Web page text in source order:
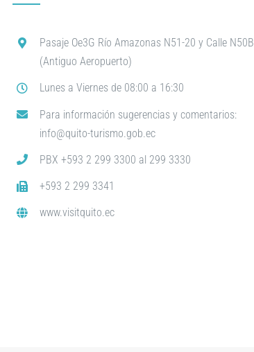
Pasaje Oe3G Río Amazonas N51-20 y Calle N50B
(Antiguo Aeropuerto)
Lunes a Viernes de 08:00 a 16:30
Para información sugerencias y comentarios:
info@quito-turismo.gob.ec
PBX +593 2 299 3300 al 299 3330
+593 2 299 3341
www.visitquito.ec